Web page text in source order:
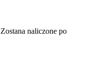
Zostana naliczone po